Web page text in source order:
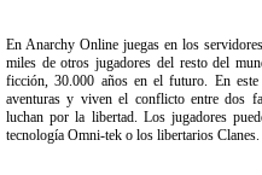
En Anarchy Online juegas en los
miles de otros jugadores del resto del
ficción, 30.000 años en el futuro. En
aventuras y viven el conflicto entre dos
luchan por la libertad. Los jugadores
tecnología Omni-tek o los libertarios Clanes.